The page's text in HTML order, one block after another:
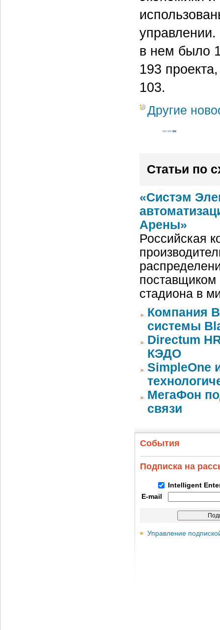
управлении.
в нем было
193
103.
Другие
Статьи по
«Систэм
Арены»
Российская
поставщиком
стадиона в
Компания
системы
Directum
КЭДО
SimpleOne
МегаФон
связи
События
Подписка на
Intelligent
E-mail
Управление